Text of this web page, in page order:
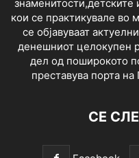
знаменитости,детските
кои се практикувале во
се објавуваат
денешниот целокупен
дел од поширокото
преставува порта
СЕ